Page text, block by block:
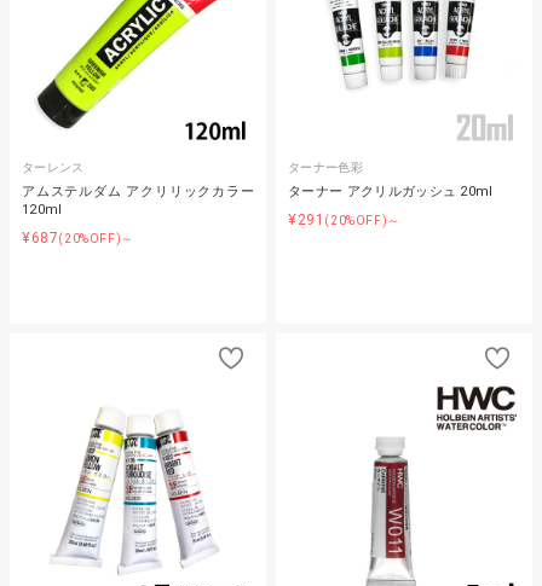
ターレンス
アムステルダム アクリリックカラー
120ml
¥687(20%OFF)～
ターナー色彩
ターナー アクリルガッシュ 20ml
¥291 (20%OFF)～